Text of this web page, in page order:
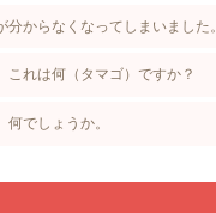
からなくなってしまいました。
これは何（タマゴ）ですか？
でしょうか。